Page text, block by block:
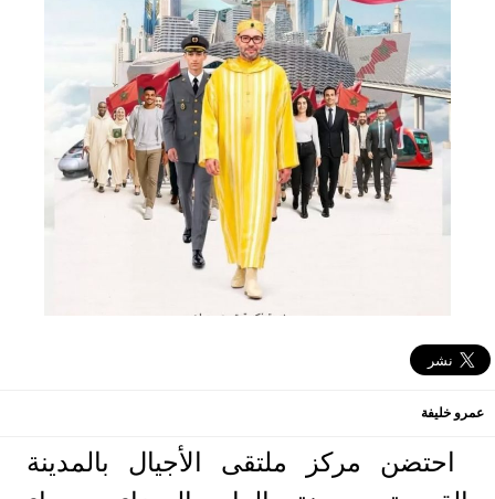
عمرو خليفة
احتضن مركز ملتقى الأجيال بالمدينة